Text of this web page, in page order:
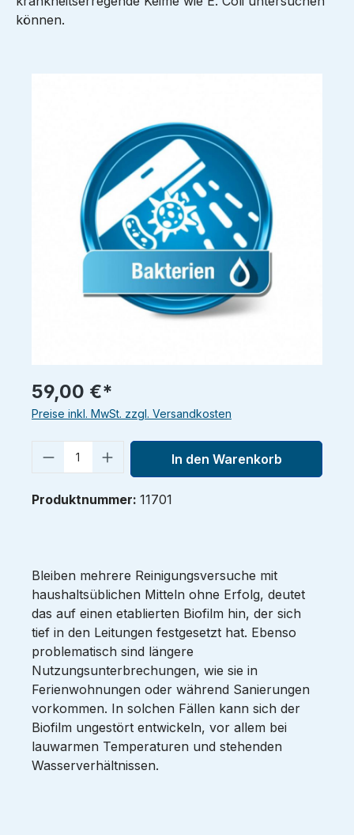
können.
59,00 €*
Preise inkl. MwSt. zzgl. Versandkosten
Produkt Anzahl: Gib den
In den Warenkorb
Produktnummer: 11701
Bleiben mehrere Reinigungsversuche mit
haushaltsüblichen Mitteln ohne Erfolg, deutet
das auf einen etablierten Biofilm hin, der sich
tief in den Leitungen festgesetzt hat. Ebenso
problematisch sind längere
Nutzungsunterbrechungen, wie sie in
Ferienwohnungen oder während Sanierungen
vorkommen. In solchen Fällen kann sich der
Biofilm ungestört entwickeln, vor allem bei
lauwarmen Temperaturen und stehenden
Wasserverhältnissen.